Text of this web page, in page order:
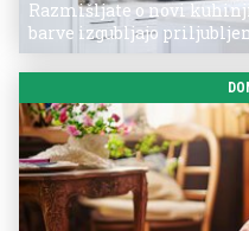
Razmišljate o novi
barve izgubljajo